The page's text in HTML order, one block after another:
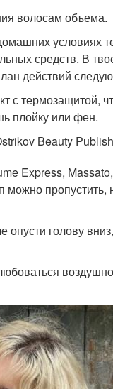
волосам объема.
условиях
средств. В
действий
термозащитой,
плойку или фен.
Beauty
Express,
пропустить,
голову